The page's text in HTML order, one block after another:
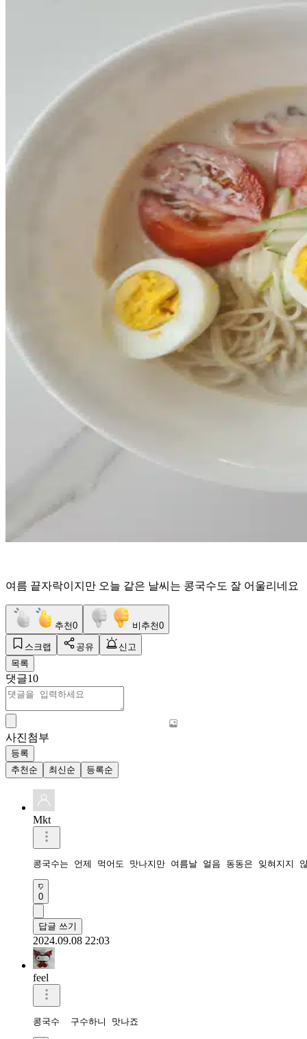
여름 끝자락이지만 오늘 같은 날씨는 콩국수도 잘 어울리네요
추천0 비추천0
스크랩 공유
신고
목록
댓글10
사진첨부
등록
추천순
최신순 등록순
Mkt
콩국수는 언제 먹어도 맛나지만 여름날 얼음 동동은 잊혀지지
0
답글 쓰기
2024.09.08 22:03
feel
콩국수  구수하니 맛나죠